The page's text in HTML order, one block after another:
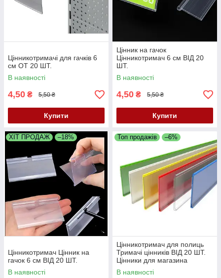
Цінникотримачі для гачків 6
см ОТ 20 ШТ.
В наявності
4,50 ₴ 5,50 ₴
Купити
Цінник на гачок
Цінникотримач 6 см ВІД 20
ШТ.
В наявності
4,50 ₴ 5,50 ₴
Купити
ХІТ ПРОДАЖ –18%
Цінникотримач Цінник на
гачок 6 см ВІД 20 ШТ.
В наявності
Топ продажів –6%
Цінникотримач для полиць
Тримачі цінників ВІД 20 ШТ.
Цінники для магазина
В наявності